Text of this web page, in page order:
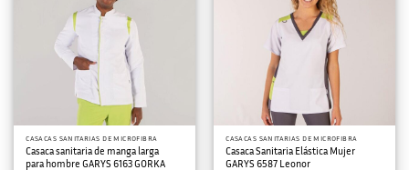
CASACAS SANITARIAS DE MICROFIBRA
Casaca sanitaria de manga larga
para hombre GARYS 6163 GORKA
CASACAS SANITARIAS DE MICROFIBRA
Casaca Sanitaria Elástica Mujer
GARYS 6587 Leonor